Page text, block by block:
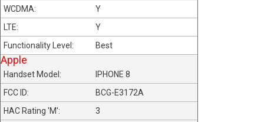
Y
Y
Best
Apple
IPHONE 8
BCG-E3172A
3